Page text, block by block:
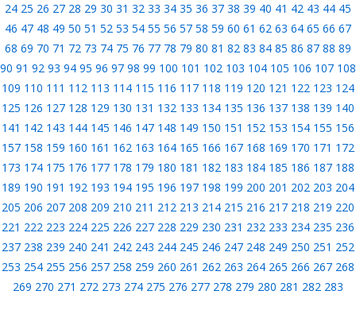
24 25 26 27 28 29 30 31 32 33 34 35 36 37 38 39 40 41 42 43 44 45
46 47 48 49 50 51 52 53 54 55 56 57 58 59 60 61 62 63 64 65 66 67
68 69 70 71 72 73 74 75 76 77 78 79 80 81 82 83 84 85 86 87 88 89
90 91 92 93 94 95 96 97 98 99 100 101 102 103 104 105 106 107 108
109 110 111 112 113 114 115 116 117 118 119 120 121 122 123 124
125 126 127 128 129 130 131 132 133 134 135 136 137 138 139 140
141 142 143 144 145 146 147 148 149 150 151 152 153 154 155 156
157 158 159 160 161 162 163 164 165 166 167 168 169 170 171 172
173 174 175 176 177 178 179 180 181 182 183 184 185 186 187 188
189 190 191 192 193 194 195 196 197 198 199 200 201 202 203 204
205 206 207 208 209 210 211 212 213 214 215 216 217 218 219 220
221 222 223 224 225 226 227 228 229 230 231 232 233 234 235 236
237 238 239 240 241 242 243 244 245 246 247 248 249 250 251 252
253 254 255 256 257 258 259 260 261 262 263 264 265 266 267 268
269 270 271 272 273 274 275 276 277 278 279 280 281 282 283